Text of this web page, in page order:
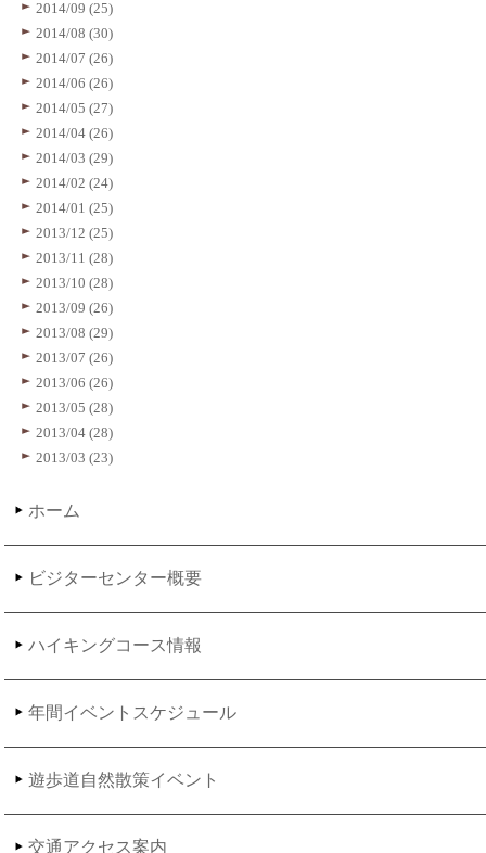
2014/09 (25)
2014/08 (30)
2014/07 (26)
2014/06 (26)
2014/05 (27)
2014/04 (26)
2014/03 (29)
2014/02 (24)
2014/01 (25)
2013/12 (25)
2013/11 (28)
2013/10 (28)
2013/09 (26)
2013/08 (29)
2013/07 (26)
2013/06 (26)
2013/05 (28)
2013/04 (28)
2013/03 (23)
ホーム
ビジターセンター概要
ハイキングコース情報
年間イベントスケジュール
遊歩道自然散策イベント
交通アクセス案内